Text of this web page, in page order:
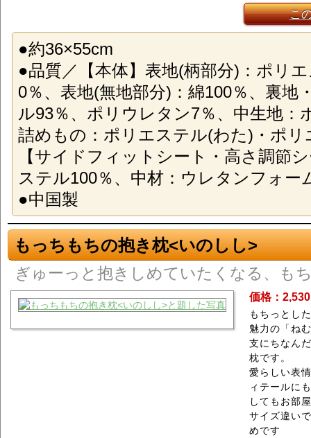
こ
●約36×55cm
●品質／【本体】表地(柄部分)：ポリ
0％、表地(無地部分)：綿100％、裏地
ル93％、ポリウレタン7％、中生地：
詰めもの：ポリエステル(わた)・ポ
【サイドフィットシート・高さ調節
ステル100％、中材：ウレタンフォー
●中国製
もっちもちの抱き枕<いのしし>
ぎゅーっと抱きしめていたくなる、も
価格：
もちっとし
魅力の「ね
支にちなん
枕です。
愛らしい表
ィテールに
してもお部
サイズ違い
めです